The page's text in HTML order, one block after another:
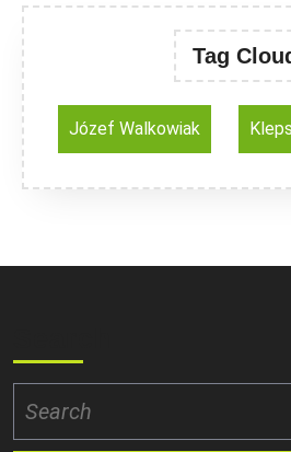
Tag
Józef Walkowiak
for: